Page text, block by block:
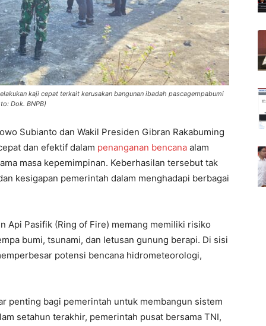
kaji cepat terkait kerusakan bangunan ibadah pascagempabumi
Dok. BNPB)
Subianto dan Wakil Presiden Gibran Rakabuming
dan efektif dalam penanganan bencana alam
masa kepemimpinan. Keberhasilan tersebut tak
kesigapan pemerintah dalam menghadapi berbagai
Api Pasifik (Ring of Fire) memang memiliki risiko
bumi, tsunami, dan letusan gunung berapi. Di sisi
potensi bencana hidrometeorologi,
penting bagi pemerintah untuk membangun sistem
setahun terakhir, pemerintah pusat bersama TNI,